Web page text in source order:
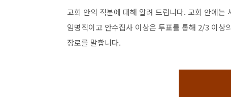
교회 안의 직분에 대해 알려 드립니다. 교회 안에는
임명직이고 안수집사 이상은 투표를 통해 2/3 이상
장로를 말합니다.